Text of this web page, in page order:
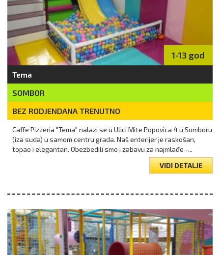
1-13 god
Tema
SOMBOR
BEZ RODJENDANA TRENUTNO
Caffe Pizzeria "Tema" nalazi se u Ulici Mite Popovica 4 u Somboru
(iza suda) u samom centru grada. Naš enterijer je raskošan,
topao i elegantan. Obezbedili smo i zabavu za najmlađe -...
VIDI DETALJE